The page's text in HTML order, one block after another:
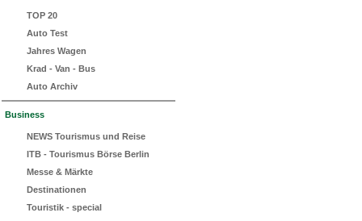
TOP 20
Auto Test
Jahres Wagen
Krad - Van - Bus
Auto Archiv
Business
NEWS Tourismus und Reise
ITB - Tourismus Börse Berlin
Messe & Märkte
Destinationen
Touristik - special